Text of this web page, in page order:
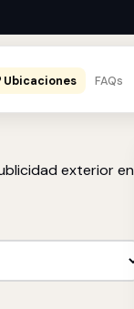
Ubicaciones FAQs
exterior en